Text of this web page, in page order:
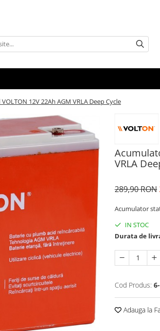
12V 22Ah AGM VRLA Deep Cycle
VRLA
289,90 RON
Acumulator
IN STOC
Durata de
Cod Produs:
Adauga la